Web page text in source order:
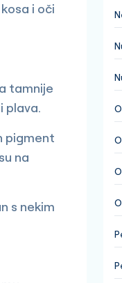
i oči
tamnije
plava.
pigment
na
s nekim